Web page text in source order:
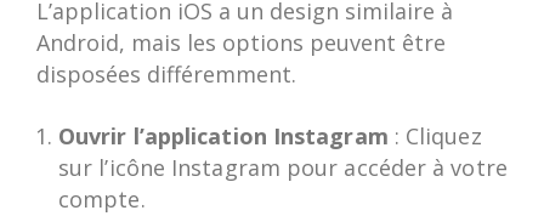
L’application iOS a un design similaire à
Android, mais les options peuvent être
disposées différemment.
Ouvrir l’application Instagram : Cliquez
sur l’icône Instagram pour accéder à votre
compte.